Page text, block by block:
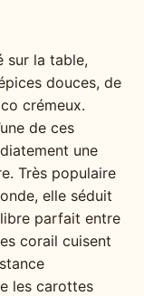
sur la table,
douces, de
crémeux.
de ces
une
Très populaire
elle séduit
parfait entre
corail cuisent
les carottes